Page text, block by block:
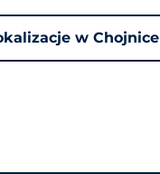
w Chojnice